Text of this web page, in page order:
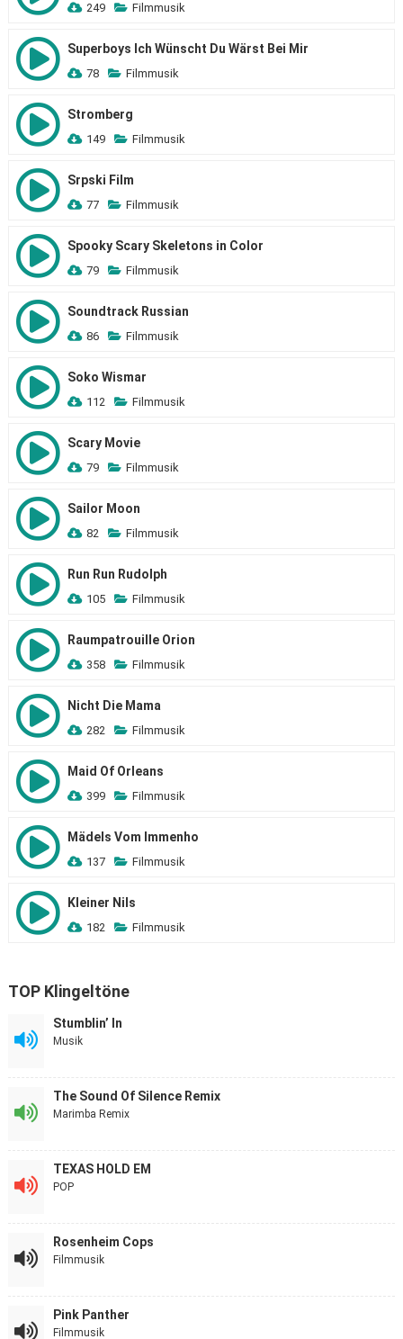
249 Filmmusik
Superboys Ich Wünscht Du Wärst Bei Mir
78 Filmmusik
Stromberg
149 Filmmusik
Srpski Film
77 Filmmusik
Spooky Scary Skeletons in Color
79 Filmmusik
Soundtrack Russian
86 Filmmusik
Soko Wismar
112 Filmmusik
Scary Movie
79 Filmmusik
Sailor Moon
82 Filmmusik
Run Run Rudolph
105 Filmmusik
Raumpatrouille Orion
358 Filmmusik
Nicht Die Mama
282 Filmmusik
Maid Of Orleans
399 Filmmusik
Mädels Vom Immenho
137 Filmmusik
Kleiner Nils
182 Filmmusik
TOP Klingeltöne
Stumblin’ In
Musik
The Sound Of Silence Remix
Marimba Remix
TEXAS HOLD EM
POP
Rosenheim Cops
Filmmusik
Pink Panther
Filmmusik